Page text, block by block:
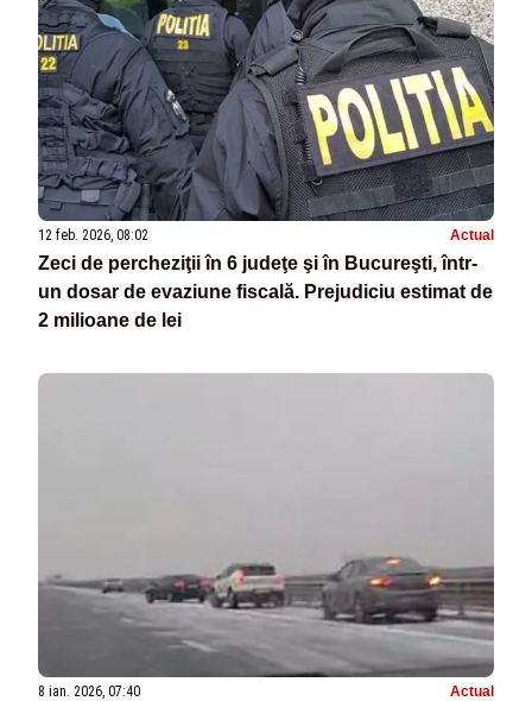
12 feb. 2026, 08:02 Actual
Zeci de percheziţii în 6 judeţe şi în Bucureşti, într-
un dosar de evaziune fiscală. Prejudiciu estimat de
2 milioane de lei
8 ian. 2026, 07:40 Actual